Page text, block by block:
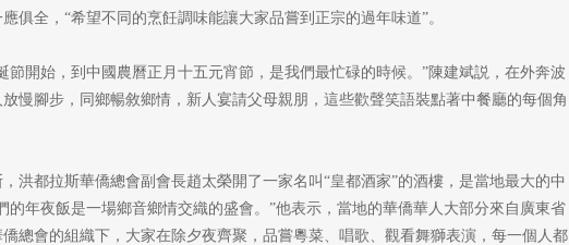
俱全，“希望不同的烹飪調味能讓大家品嘗到正宗的過年味道”。
節開始，到中國農曆正月十五元宵節，是我們最忙碌的時候。”陳建斌説，在外奔波
慢腳步，同鄉暢敘鄉情，新人宴請父母親朋，這些歡聲笑語裝點著中餐廳的每個角
洪都拉斯華僑總會副會長趙太榮開了一家名叫“皇都酒家”的酒樓，是當地最大的中
的年夜飯是一場鄉音鄉情交織的盛會。”他表示，當地的華僑華人大部分來自廣東省
總會的組織下，大家在除夕夜齊聚，品嘗粵菜、唱歌、觀看舞獅表演，每一個人都